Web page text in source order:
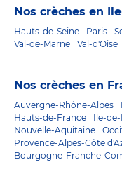
Nos crèches en
Hauts-de-Seine Paris
Val-de-Marne
Val-d'Oise
Nos crèches en
Auvergne-Rhône-Alpes
Hauts-de-France
Ile-
Nouvelle-Aquitaine
Provence-Alpes-Côte
Bourgogne-Franche-